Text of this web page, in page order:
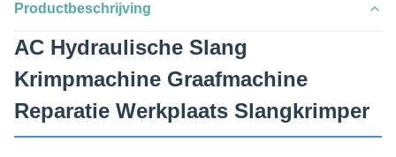
Productbeschrijving
AC Hydraulische Slang
Krimpmachine Graafmachine
Reparatie Werkplaats Slangkrimper